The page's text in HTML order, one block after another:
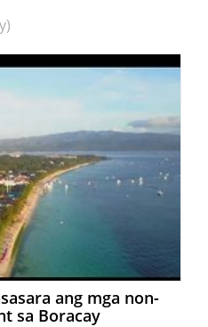
ang mga non-
sa Boracay